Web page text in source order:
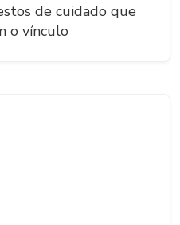
de cuidado que
o vínculo